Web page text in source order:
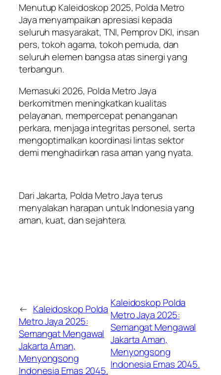
Menutup Kaleidoskop 2025, Polda Metro
Jaya menyampaikan apresiasi kepada
seluruh masyarakat, TNI, Pemprov DKI, insan
pers, tokoh agama, tokoh pemuda, dan
seluruh elemen bangsa atas sinergi yang
terbangun.
Memasuki 2026, Polda Metro Jaya
berkomitmen meningkatkan kualitas
pelayanan, mempercepat penanganan
perkara, menjaga integritas personel, serta
mengoptimalkan koordinasi lintas sektor
demi menghadirkan rasa aman yang nyata.
Dari Jakarta, Polda Metro Jaya terus
menyalakan harapan untuk Indonesia yang
aman, kuat, dan sejahtera.
← Kaleidoskop Polda
Metro Jaya 2025:
Semangat Mengawal
Jakarta Aman,
Menyongsong
Indonesia Emas 2045.
Kaleidoskop Polda
Metro Jaya 2025:
Semangat Mengawal
Jakarta Aman,
Menyongsong
Indonesia Emas 2045.